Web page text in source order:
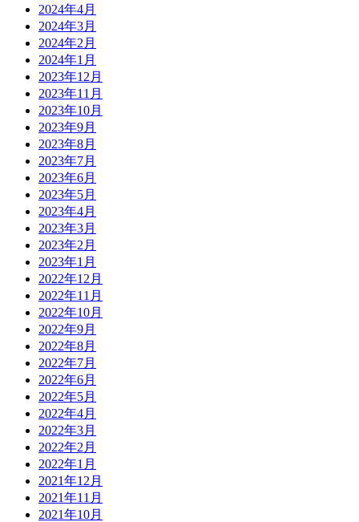
2024年4月
2024年3月
2024年2月
2024年1月
2023年12月
2023年11月
2023年10月
2023年9月
2023年8月
2023年7月
2023年6月
2023年5月
2023年4月
2023年3月
2023年2月
2023年1月
2022年12月
2022年11月
2022年10月
2022年9月
2022年8月
2022年7月
2022年6月
2022年5月
2022年4月
2022年3月
2022年2月
2022年1月
2021年12月
2021年11月
2021年10月